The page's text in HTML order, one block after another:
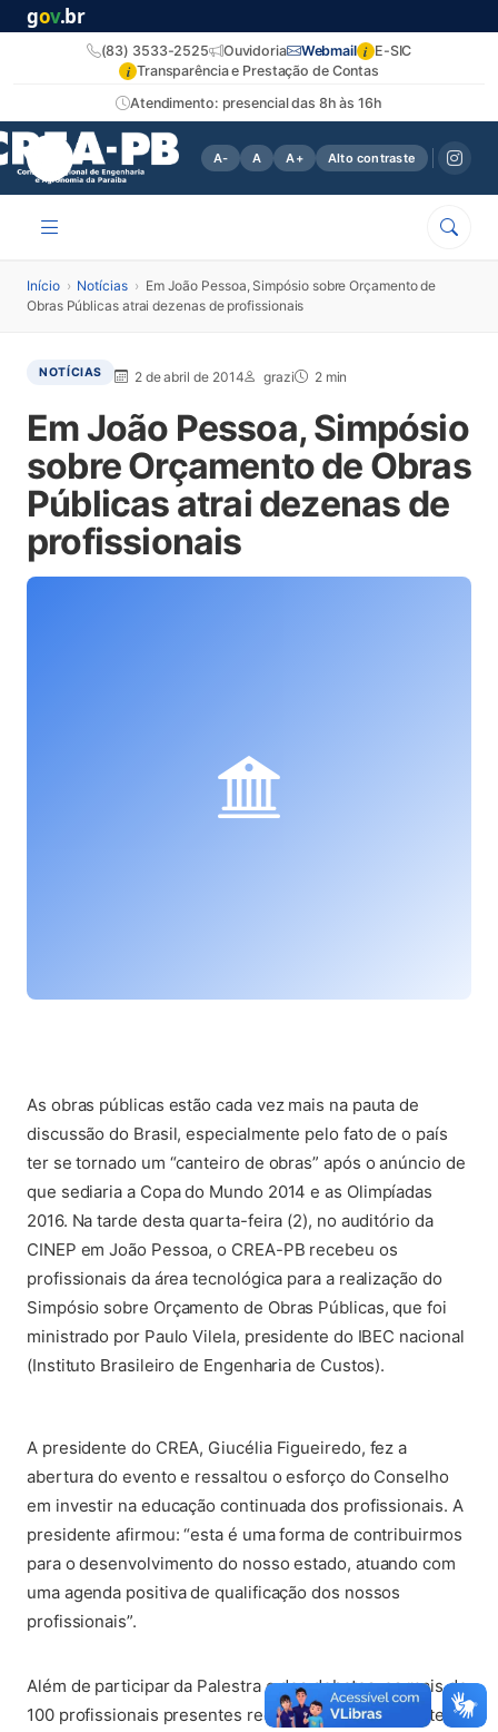
gov.br
Atendimento: presencial das 8h às 16h
(83) 3533-2525 Ouvidoria Webmail i E-SIC
i Transparência e Prestação de Contas
A- A A+ Alto contraste
Início › Notícias › Em João Pessoa, Simpósio sobre Orçamento de
Obras Públicas atrai dezenas de profissionais
NOTÍCIAS 2 de abril de 2014 grazi 2 min
Em João Pessoa, Simpósio
sobre Orçamento de Obras
Públicas atrai dezenas de
profissionais
(abre em nova aba)
As obras públicas estão cada vez mais na pauta de
discussão do Brasil, especialmente pelo fato de o país
ter se tornado um “canteiro de obras” após o anúncio de
que sediaria a Copa do Mundo 2014 e as Olimpíadas
2016. Na tarde desta quarta-feira (2), no auditório da
CINEP em João Pessoa, o CREA-PB recebeu os
profissionais da área tecnológica para a realização do
Simpósio sobre Orçamento de Obras Públicas, que foi
ministrado por Paulo Vilela, presidente do IBEC nacional
(Instituto Brasileiro de Engenharia de Custos).
A presidente do CREA, Giucélia Figueiredo, fez a
abertura do evento e ressaltou o esforço do Conselho
em investir na educação continuada dos profissionais. A
presidente afirmou: “esta é uma forma de contribuirmos
para o desenvolvimento do nosso estado, atuando com
uma agenda positiva de qualificação dos nossos
profissionais”.
(abre em nova aba)
Além de participar da Palestra e dos debates, os mais de
100 profissionais presentes receberam gratuitamente